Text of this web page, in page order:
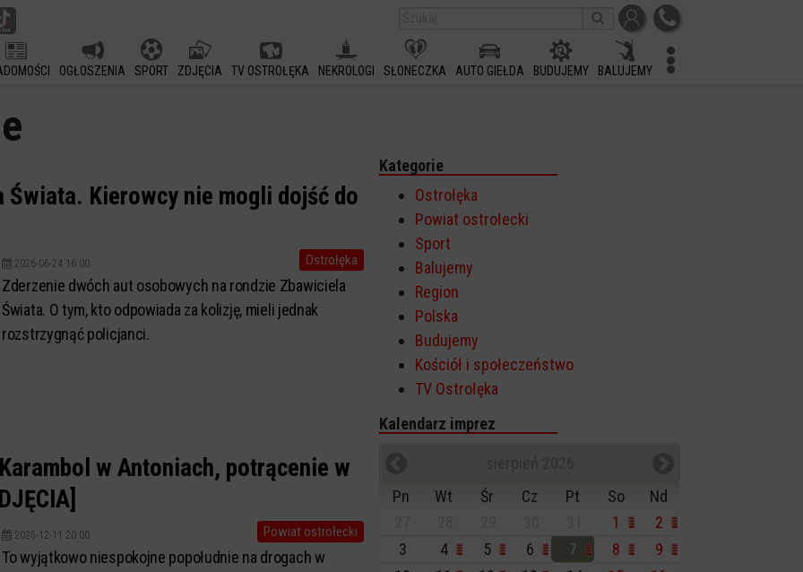
OGŁOSZENIA SPORT ZDJĘCIA TV OSTROŁĘKA NEKROLOGI SŁONECZKA AUTO GIEŁDA BUDUJEMY BALUJEMY
Kierowcy nie mogli dojść do
Ostrołęka
2026-06-24 16:00
Zderzenie dwóch aut osobowych na rondzie Zbawiciela
Świata. O tym, kto odpowiada za kolizję, mieli jednak
rozstrzygnąć policjanci.
w Antoniach, potrącenie w
Powiat ostrołecki
2025-12-11 20:00
To wyjątkowo niespokojne popołudnie na drogach w
Kategorie
Ostrołęka
Powiat ostrołecki
Sport
Balujemy
Region
Polska
Budujemy
Kościół i społeczeństwo
TV Ostrołęka
Kalendarz imprez
Pn
Wt Śr Cz Pt So
Nd
1
2
3
4 5 6 7 8
9